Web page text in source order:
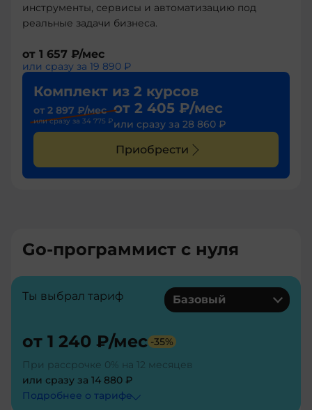
инструменты, сервисы и автоматизацию под
реальные задачи бизнеса.
от 1 657 ₽/мес
или сразу за 19 890 ₽
Комплект из 2 курсов
от 2 897 ₽/мес
или сразу за 34 775 ₽
от 2 405 ₽/мес
или сразу за 28 860 ₽
Приобрести
Go-программист с нуля
Ты выбрал тариф Базовый
от 1 240 ₽/мес -35%
При рассрочке 0% на 12 месяцев
или сразу за 14 880 ₽
Подробнее о тарифe